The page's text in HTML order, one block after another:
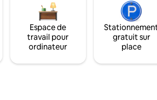
Espace de
travail pour
ordinateur
gratuit sur
place